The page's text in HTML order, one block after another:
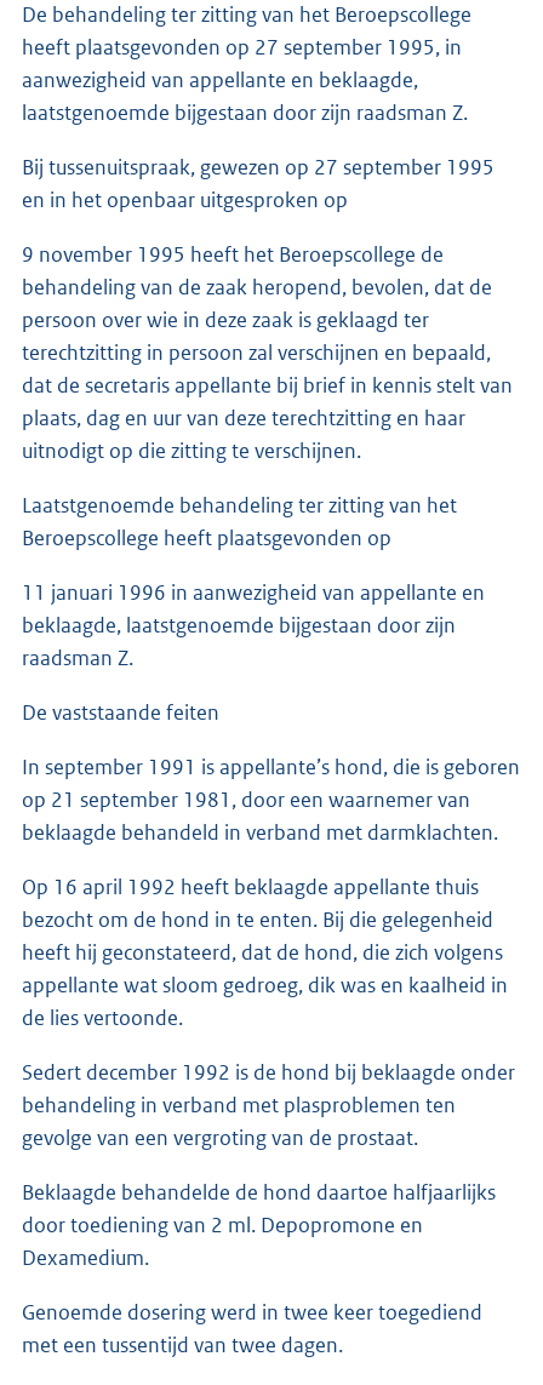
De behandeling ter zitting van het Beroepscollege
heeft plaatsgevonden op 27 september 1995, in
aanwezigheid van appellante en beklaagde,
laatstgenoemde bijgestaan door zijn raadsman Z.
Bij tussenuitspraak, gewezen op 27 september 1995
en in het openbaar uitgesproken op
9 november 1995 heeft het Beroepscollege de
behandeling van de zaak heropend, bevolen, dat de
persoon over wie in deze zaak is geklaagd ter
terechtzitting in persoon zal verschijnen en bepaald,
dat de secretaris appellante bij brief in kennis stelt van
plaats, dag en uur van deze terechtzitting en haar
uitnodigt op die zitting te verschijnen.
Laatstgenoemde behandeling ter zitting van het
Beroepscollege heeft plaatsgevonden op
11 januari 1996 in aanwezigheid van appellante en
beklaagde, laatstgenoemde bijgestaan door zijn
raadsman Z.
De vaststaande feiten
In september 1991 is appellante’s hond, die is geboren
op 21 september 1981, door een waarnemer van
beklaagde behandeld in verband met darmklachten.
Op 16 april 1992 heeft beklaagde appellante thuis
bezocht om de hond in te enten. Bij die gelegenheid
heeft hij geconstateerd, dat de hond, die zich volgens
appellante wat sloom gedroeg, dik was en kaalheid in
de lies vertoonde.
Sedert december 1992 is de hond bij beklaagde onder
behandeling in verband met plasproblemen ten
gevolge van een vergroting van de prostaat.
Beklaagde behandelde de hond daartoe halfjaarlijks
door toediening van 2 ml. Depopromone en
Dexamedium.
Genoemde dosering werd in twee keer toegediend
met een tussentijd van twee dagen.